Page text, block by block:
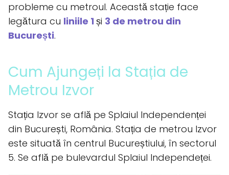
probleme cu metroul. Această stație face
legătura cu liniile 1 și 3 de metrou din
București.
Cum Ajungeți la Stația de
Metrou Izvor
Stația Izvor se află pe Splaiul Independenței
din București, România. Stația de metrou Izvor
este situată în centrul Bucureștiului, în sectorul
5. Se află pe bulevardul Splaiul Independeței.